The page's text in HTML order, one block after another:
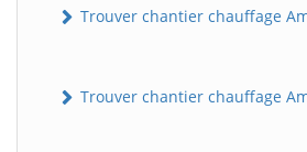
Trouver chantier chauffage
Trouver chantier chauffage